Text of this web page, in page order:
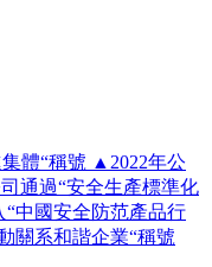
體“稱號 ▲2022年公
通過“安全生產標準化
中國安全防范產品行
關系和諧企業“稱號